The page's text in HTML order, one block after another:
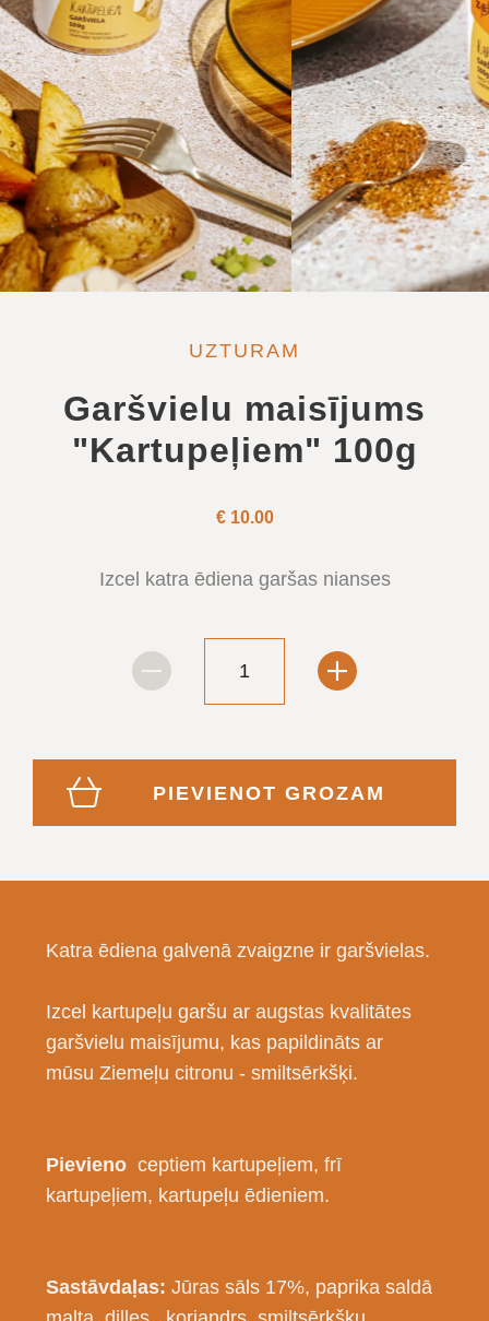
UZTURAM
Garšvielu maisījums
"Kartupeļiem" 100g
€ 10.00
Izcel katra ēdiena garšas nianses
PIEVIENOT GROZAM
Katra ēdiena galvenā zvaigzne ir garšvielas.
Izcel kartupeļu garšu ar augstas kvalitātes
garšvielu maisījumu, kas papildināts ar
mūsuZiemeļu citronu - smiltsērkšķi.
Pievieno ceptiem kartupeļiem, frī
kartupeļiem, kartupeļu ēdieniem.
Sastāvdaļas: Jūras sāls 17%, paprika saldā